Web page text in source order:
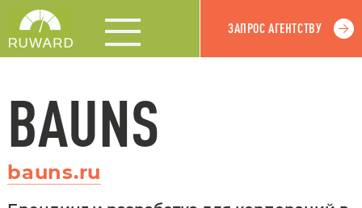
ЗАПРОС АГЕНТСТВУ
BAUNS
bauns.ru